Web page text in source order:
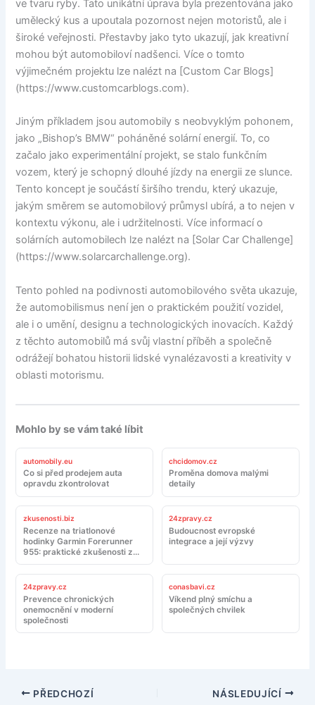
ve tvaru ryby. Tato unikátní úprava byla prezentována jako
umělecký kus a upoutala pozornost nejen motoristů, ale i
široké veřejnosti. Přestavby jako tyto ukazují, jak kreativní
mohou být automobiloví nadšenci. Více o tomto
výjimečném projektu lze nalézt na [Custom Car Blogs]
(https://www.customcarblogs.com).
Jiným příkladem jsou automobily s neobvyklým pohonem,
jako „Bishop’s BMW“ poháněné solární energií. To, co
začalo jako experimentální projekt, se stalo funkčním
vozem, který je schopný dlouhé jízdy na energii ze slunce.
Tento koncept je součástí širšího trendu, který ukazuje,
jakým směrem se automobilový průmysl ubírá, a to nejen v
kontextu výkonu, ale i udržitelnosti. Více informací o
solárních automobilech lze nalézt na [Solar Car Challenge]
(https://www.solarcarchallenge.org).
Tento pohled na podivnosti automobilového světa ukazuje,
že automobilismus není jen o praktickém použití vozidel,
ale i o umění, designu a technologických inovacích. Každý
z těchto automobilů má svůj vlastní příběh a společně
odrážejí bohatou historii lidské vynalézavosti a kreativity v
oblasti motorismu.
Mohlo by se vám také líbit
automobily.eu
Co si před prodejem auta
opravdu zkontrolovat
chcidomov.cz
Proměna domova malými
detaily
zkusenosti.biz
Recenze na triatlonové
hodinky Garmin Forerunner
955: praktické zkušenosti z
tréninku a závodů
24zpravy.cz
Budoucnost evropské
integrace a její výzvy
24zpravy.cz
Prevence chronických
onemocnění v moderní
společnosti
conasbavi.cz
Víkend plný smíchu a
společných chvilek
PŘEDCHOZÍ NÁSLEDUJÍCÍ